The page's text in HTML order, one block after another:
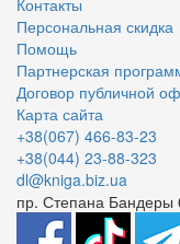
Контакты
Персональная скидка
Помощь
Партнерская
Договор публичной
Карта сайта
+38(067) 466-83-23
+38(044) 23-88-323
dl@kniga.biz.ua
пр. Степана Бандеры